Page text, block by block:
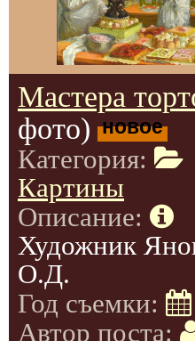
Мастера
фото) новое
Категория:
Картины
Описание:
Художник
О.Д.
Год съемки:
Автор поста: